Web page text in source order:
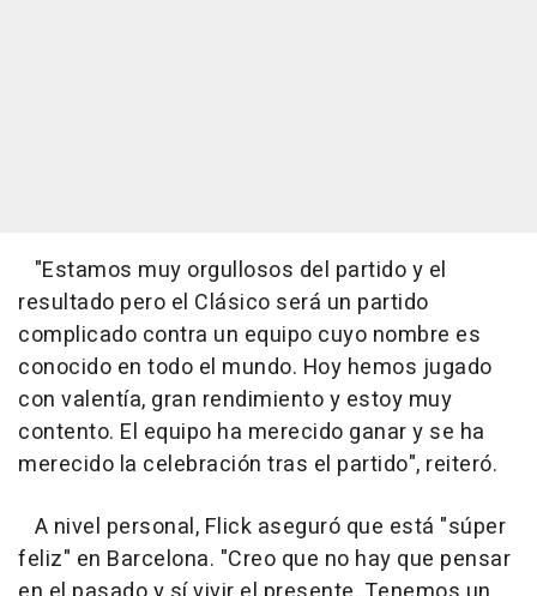
"Estamos muy orgullosos del partido y el
resultado pero el Clásico será un partido
complicado contra un equipo cuyo nombre es
conocido en todo el mundo. Hoy hemos jugado
con valentía, gran rendimiento y estoy muy
contento. El equipo ha merecido ganar y se ha
merecido la celebración tras el partido", reiteró.
A nivel personal, Flick aseguró que está "súper
feliz" en Barcelona. "Creo que no hay que pensar